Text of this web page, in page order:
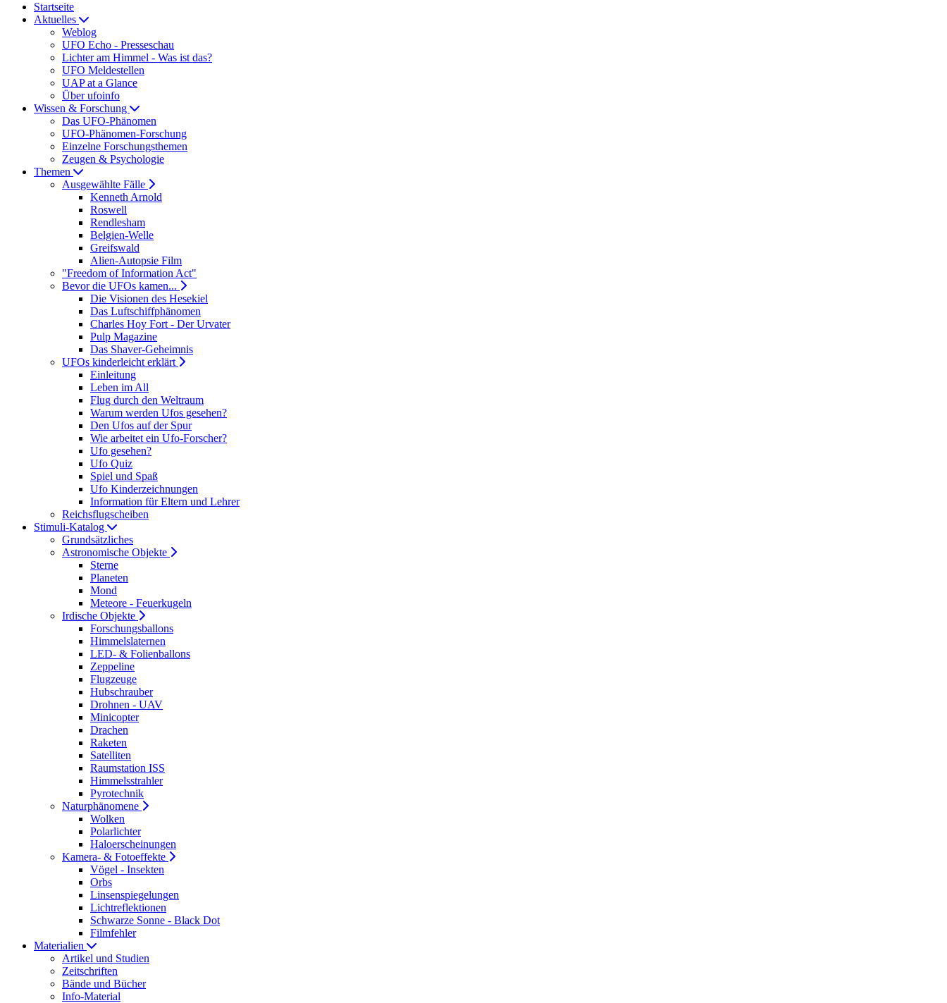
Startseite
Aktuelles
Weblog
UFO Echo - Presseschau
Lichter am Himmel - Was ist das?
UFO Meldestellen
UAP at a Glance
Über ufoinfo
Wissen & Forschung
Das UFO-Phänomen
UFO-Phänomen-Forschung
Einzelne Forschungsthemen
Zeugen & Psychologie
Themen
Ausgewählte Fälle
Kenneth Arnold
Roswell
Rendlesham
Belgien-Welle
Greifswald
Alien-Autopsie Film
"Freedom of Information Act"
Bevor die UFOs kamen...
Die Visionen des Hesekiel
Das Luftschiffphänomen
Charles Hoy Fort - Der Urvater
Pulp Magazine
Das Shaver-Geheimnis
UFOs kinderleicht erklärt
Einleitung
Leben im All
Flug durch den Weltraum
Warum werden Ufos gesehen?
Den Ufos auf der Spur
Wie arbeitet ein Ufo-Forscher?
Ufo gesehen?
Ufo Quiz
Spiel und Spaß
Ufo Kinderzeichnungen
Information für Eltern und Lehrer
Reichsflugscheiben
Stimuli-Katalog
Grundsätzliches
Astronomische Objekte
Sterne
Planeten
Mond
Meteore - Feuerkugeln
Irdische Objekte
Forschungsballons
Himmelslaternen
LED- & Folienballons
Zeppeline
Flugzeuge
Hubschrauber
Drohnen - UAV
Minicopter
Drachen
Raketen
Satelliten
Raumstation ISS
Himmelsstrahler
Pyrotechnik
Naturphänomene
Wolken
Polarlichter
Haloerscheinungen
Kamera- & Fotoeffekte
Vögel - Insekten
Orbs
Linsenspiegelungen
Lichtreflektionen
Schwarze Sonne - Black Dot
Filmfehler
Materialien
Artikel und Studien
Zeitschriften
Bände und Bücher
Info-Material